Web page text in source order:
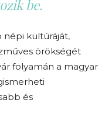
be.
népi kultúráját,
örökségét
folyamán a magyar
és